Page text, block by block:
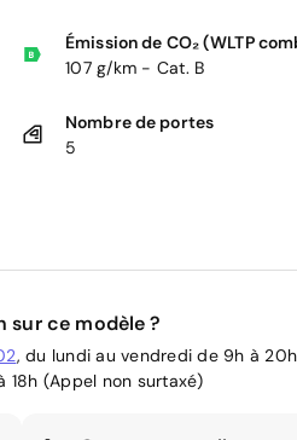
Émission de CO₂ (WLTP
107 g/km - Cat. B
Nombre de portes
5
sur ce modèle ?
, du lundi au vendredi de 9h à 20h
18h (Appel non surtaxé)